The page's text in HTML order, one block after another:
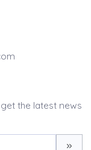
the latest news